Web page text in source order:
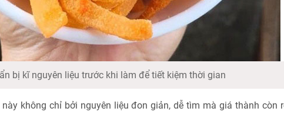
bị kĩ nguyên liệu trước khi làm để tiết kiệm thời gian
không chỉ bởi nguyên liệu đon giản, dễ tìm mà giá thành còn